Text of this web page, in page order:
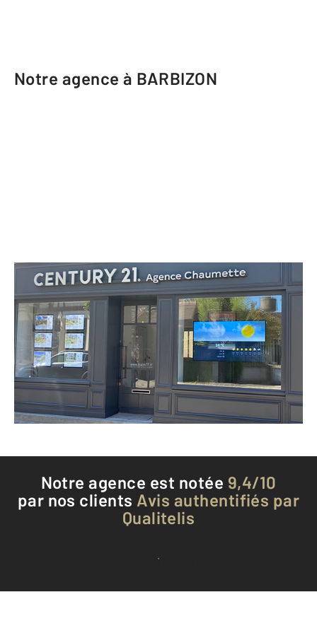
Notre agence à BARBIZON
CENTURY 21 Agence Chaumette
39 Grande rue
BARBIZON - 77630
Envoyer un message
Téléphoner à l'agence
Notre agence est notée 9,4/10
par nos clients Avis authentifiés par
Qualitelis
Voir tous les avis clients